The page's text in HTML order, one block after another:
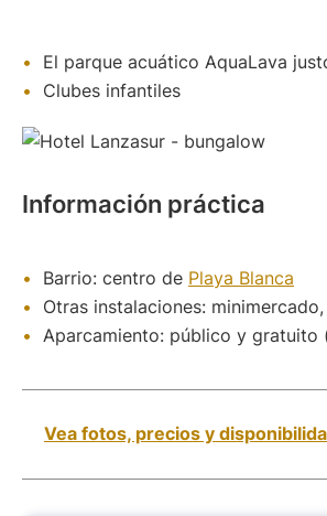
El parque acuático AquaLava
Clubes infantiles
Información práctica
Barrio: centro de Playa Blanca
Otras instalaciones:
Aparcamiento: público y gratuito
Vea fotos, precios y